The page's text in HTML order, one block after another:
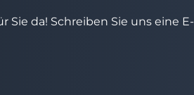
Sie da! Schreiben Sie uns eine